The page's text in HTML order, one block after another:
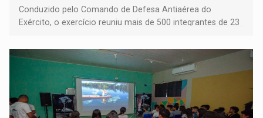
Conduzido pelo Comando de Defesa Antiaérea do
Exército, o exercício reuniu mais de 500 integrantes de 23